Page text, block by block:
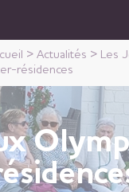
> Actualités > Les
résidences
des cookies